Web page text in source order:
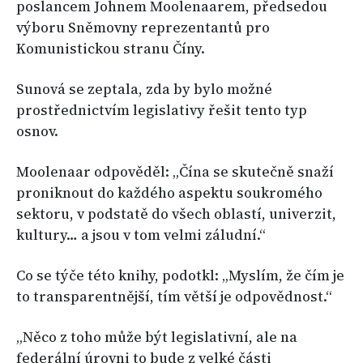
poslancem Johnem Moolenaarem, předsedou
výboru Sněmovny reprezentantů pro
Komunistickou stranu Číny.
Sunová se zeptala, zda by bylo možné
prostřednictvím legislativy řešit tento typ
osnov.
Moolenaar odpověděl: „Čína se skutečně snaží
proniknout do každého aspektu soukromého
sektoru, v podstatě do všech oblastí, univerzit,
kultury… a jsou v tom velmi záludní.“
Co se týče této knihy, podotkl: „Myslím, že čím je
to transparentnější, tím větší je odpovědnost.“
„Něco z toho může být legislativní, ale na
federální úrovni to bude z velké části